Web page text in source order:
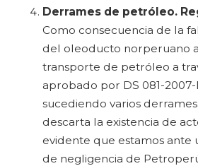
Derrames de petróleo.
Como consecuencia de la
del oleoducto norperuano
transporte de petróleo a
aprobado por DS 081-2007-
sucediendo varios
descarta la existencia de
evidente que estamos ante
de negligencia de